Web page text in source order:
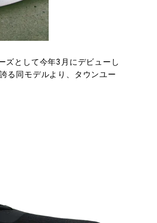
ズとして今年3月にデビューし
る同モデルより、タウンユー